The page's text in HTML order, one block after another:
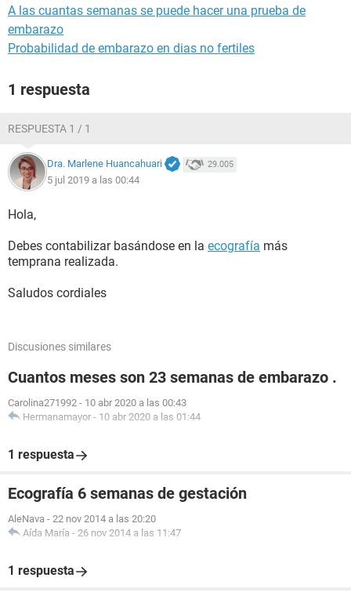
A las cuantas semanas se puede hacer una prueba de
embarazo
Probabilidad de embarazo en dias no fertiles
1 respuesta
RESPUESTA 1 / 1
Dra. Marlene Huancahuari 29.005
5 jul 2019 a las 00:44
Hola,
Debes contabilizar basándose en la ecografía más
temprana realizada.
Saludos cordiales
Discusiones similares
Cuantos meses son 23 semanas de embarazo .
Carolina271992 - 10 abr 2020 a las 00:43
Hermanamayor - 10 abr 2020 a las 01:44
1 respuesta
Ecografía 6 semanas de gestación
AleNava - 22 nov 2014 a las 20:20
Aída María - 26 nov 2014 a las 11:47
1 respuesta